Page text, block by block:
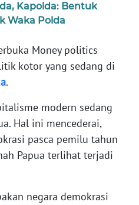
Kapolda: Bentuk
Waka Polda
Money politics
kotor yang sedang di
.
modern sedang
Hal ini mencederai,
pasca pemilu tahun
Papua terlihat terjadi
negara demokrasi